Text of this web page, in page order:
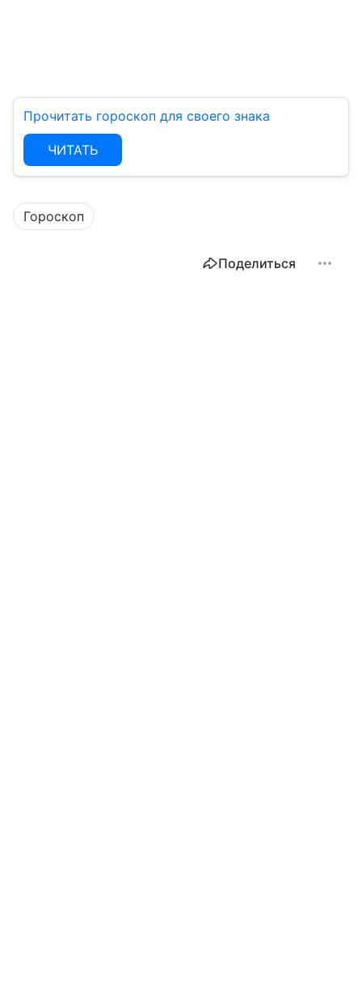
Прочитать гороскоп для своего знака
ЧИТАТЬ
Гороскоп
Поделиться